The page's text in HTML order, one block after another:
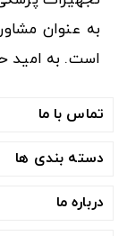
به عنوان
است. به امید
تماس با ما
دسته بندی ها
درباره ما